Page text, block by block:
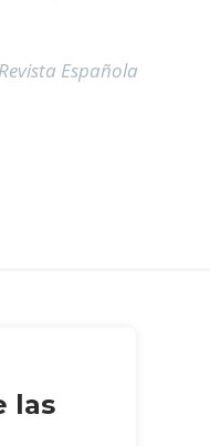
Española
las